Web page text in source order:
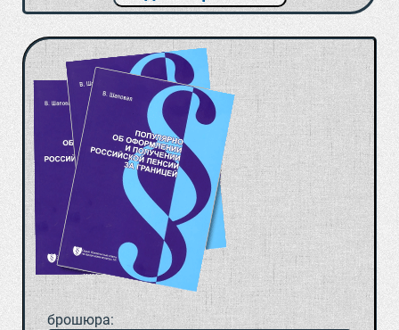
брошюра: